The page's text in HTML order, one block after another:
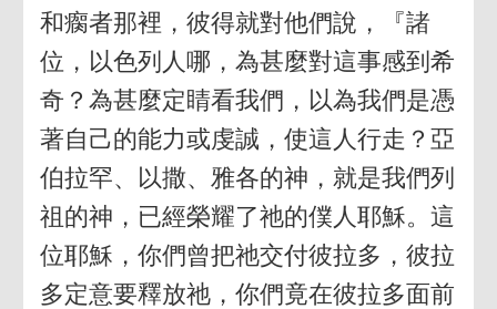
和瘸者那裡，彼得就對他們說，『諸
位，以色列人哪，為甚麼對這事感到希
奇？為甚麼定睛看我們，以為我們是憑
著自己的能力或虔誠，使這人行走？亞
伯拉罕、以撒、雅各的神，就是我們列
祖的神，已經榮耀了祂的僕人耶穌。這
位耶穌，你們曾把祂交付彼拉多，彼拉
多定意要釋放祂，你們竟在彼拉多面前